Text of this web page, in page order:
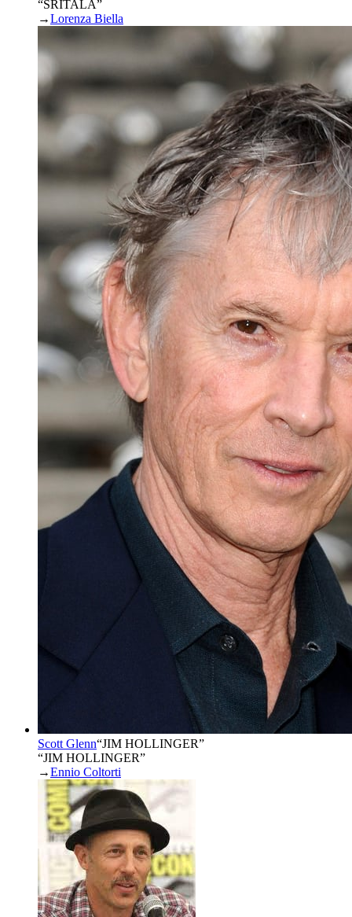
“SRITALA”
→Lorenza Biella
Scott Glenn“JIM HOLLINGER”
“JIM HOLLINGER”
→Ennio Coltorti